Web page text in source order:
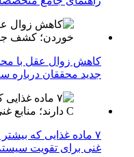
کاهش زوال عقل با
جدید محققان درباره
غنی برای تقویت